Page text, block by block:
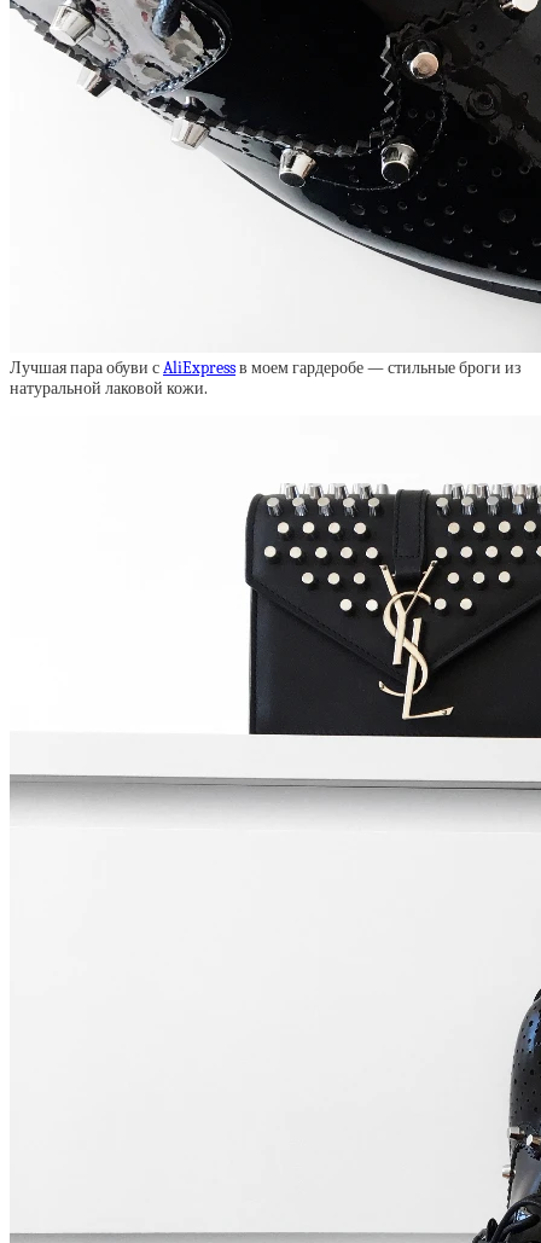
Лучшая пара обуви сAliExpressв моем гардеробе — стильные броги из
натуральной лаковой кожи.